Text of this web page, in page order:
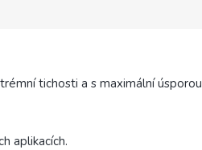
tichosti a s maximální úsporou
aplikacích.